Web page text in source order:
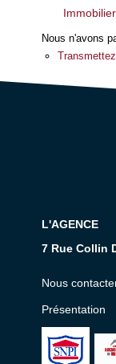
Nous n'avons
L'AGENCE
7 Rue Collin
Nous
Présentation